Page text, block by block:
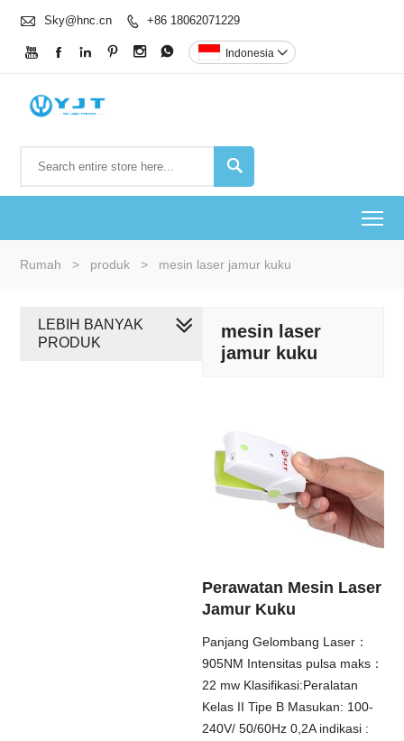
 Sky@hnc.cn  +86 18062071229
      Indonesia 

Rumah > produk > mesin laser jamur kuku
mesin laser
jamur kuku
Perawatan Mesin Laser
Jamur Kuku
Panjang Gelombang Laser：
905NM Intensitas pulsa maks：
22 mw Klasifikasi:Peralatan
Kelas II Tipe B Masukan: 100-
240V/ 50/60Hz 0,2A indikasi :
LEBIH BANYAK
PRODUK